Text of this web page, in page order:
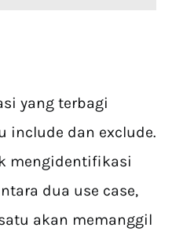
yang terbagi
include dan exclude.
mengidentifikasi
dua use case,
akan memanggil